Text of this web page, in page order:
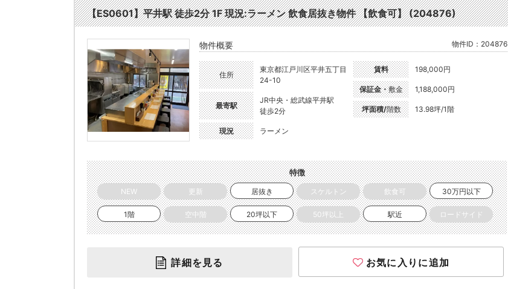
【ES0601】平井駅 徒歩2分 1F 現況:ラーメン 飲食居抜き物件 【飲食可】 (204876)
物件概要 物件ID：204876
住所
東京都江戸川区平井五丁目
24-10
最寄駅
JR中央・総武線平井駅
徒歩2分
現況 ラーメン
賃料 198,000円
保証金・敷金 1,188,000円
坪面積/階数 13.98坪/1階
特徴
NEW 更新 居抜き スケルトン 飲食可 30万円以下
1階 空中階 20坪以下 50坪以上 駅近 ロードサイド
詳細を見る お気に入りに追加